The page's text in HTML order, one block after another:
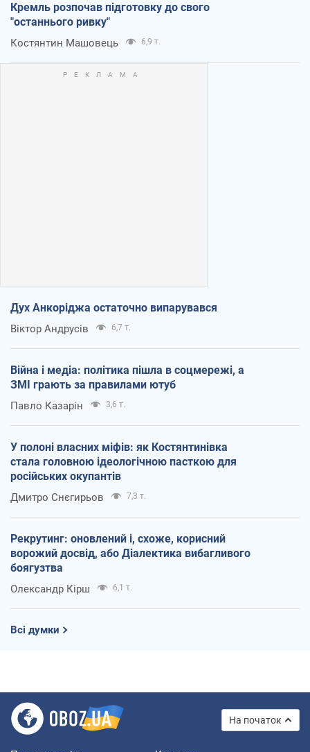
Кремль розпочав підготовку до свого
"останнього ривку"
Костянтин Машовець 6,9 т.
Дух Анкоріджа остаточно випарувався
Віктор Андрусів 6,7 т.
Війна і медіа: політика пішла в соцмережі, а
ЗМІ грають за правилами ютуб
Павло Казарін 3,6 т.
У полоні власних міфів: як Костянтинівка
стала головною ідеологічною пасткою для
російських окупантів
Дмитро Снєгирьов 7,3 т.
Рекрутинг: оновлений і, схоже, корисний
ворожий досвід, або Діалектика вибагливого
боягузтва
Олександр Кірш 6,1 т.
Всі думки
На початок